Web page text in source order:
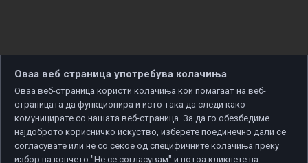
Оваа веб страница употребува колачиња
Оваа веб-страница користи колачиња кои помагаат на веб-
страницата да функционира и исто така да следи како
комуницирате со нашата веб-страница. За да го обезбедиме
најдоброто корисничко искуство, изберете поединечно дали се
согласувате или не со секое од специфичните колачиња преку
избор на копчето "Не се согласувам" и потоа кликнете на